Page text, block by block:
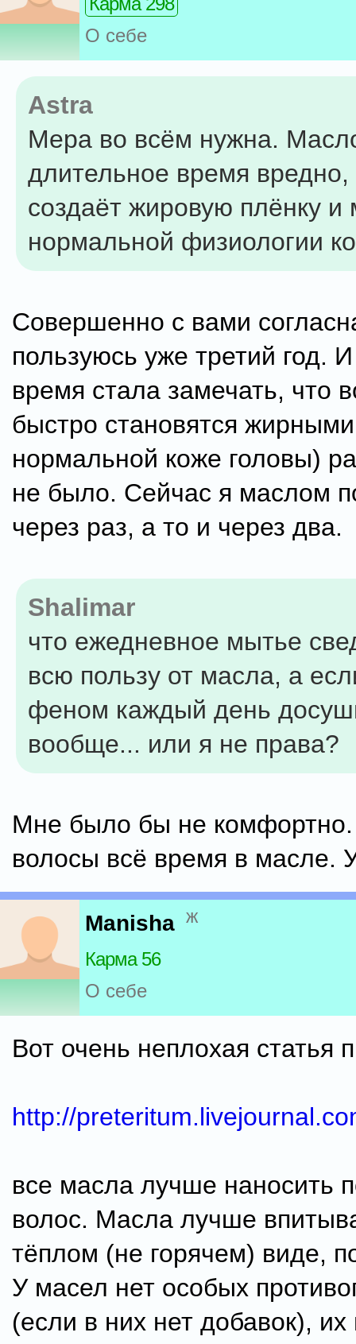
О себе
Astra
Мера во всём нужна.
длительное время вредно,
создаёт жировую плёнку
нормальной физиологии
Совершенно с вами
пользуюсь уже третий год.
время стала замечать, что
быстро становятся
нормальной коже головы)
не было. Сейчас я маслом
через раз, а то и через два.
Shalimar
что ежедневное мытье
всю пользу от масла, а
феном каждый день
вообще... или я не права?
Мне было бы не комфортно.
волосы всё время в масле.
Manisha ж
Карма 56
О себе
Вот очень неплохая статья
http://
все масла лучше наносить
волос. Масла лучше
тёплом (не горячем) виде,
У масел нет особых
(если в них нет добавок),